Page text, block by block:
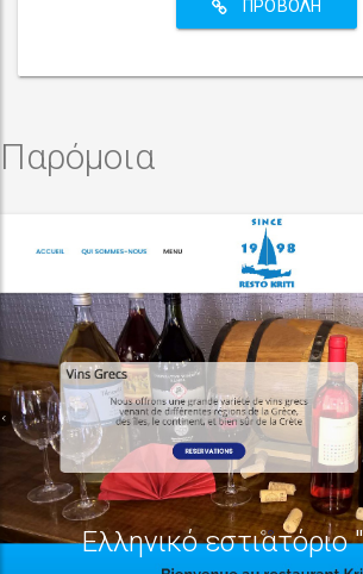
ΠΡΟΒΟΛΉ
Παρόμοια
Ελληνικό εστιατόριο